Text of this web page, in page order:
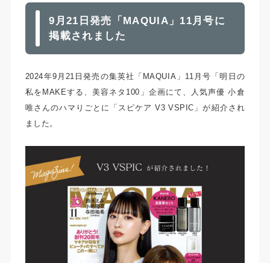
9月21日発売「MAQUIA」11月号に
掲載されました
2024年9月21日発売の集英社「MAQUIA」11月号「明日の
私をMAKEする、美容ネタ100」企画にて、人気声優 小倉
唯さんのハマりごとに「スピケア V3 VSPIC」が紹介され
ました。